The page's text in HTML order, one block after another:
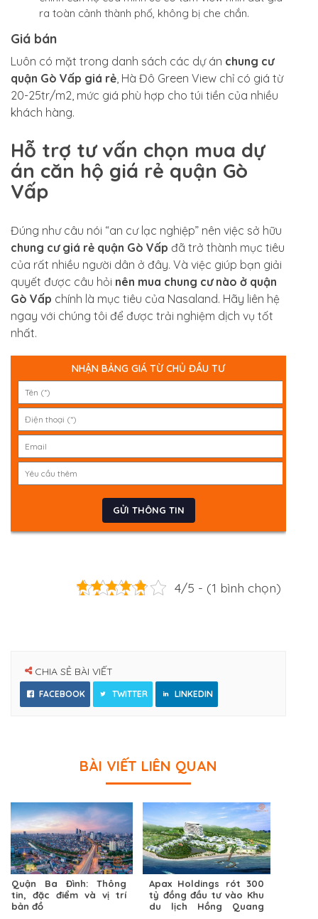
ra toàn cảnh thành phố, không bị che chắn.
Giá bán
Luôn có mặt trong danh sách các dự án chung cư
quận Gò Vấp giá rẻ, Hà Đô Green View chỉ có giá từ
20-25tr/m2, mức giá phù hợp cho túi tiền của nhiều
khách hàng.
Hỗ trợ tư vấn chọn mua dự
án căn hộ giá rẻ quận Gò
Vấp
Đúng như câu nói “an cư lạc nghiệp” nên việc sở hữu
chung cư giá rẻ quận Gò Vấp đã trở thành mục tiêu
của rất nhiều người dân ở đây. Và việc giúp bạn giải
quyết được câu hỏi nên mua chung cư nào ở quận
Gò Vấp chính là mục tiêu của Nasaland. Hãy liên hệ
ngay với chúng tôi để được trải nghiệm dịch vụ tốt
nhất.
NHẬN BẢNG GIÁ TỪ CHỦ ĐẦU TƯ
4/5 - (1 bình chọn)
CHIA SẺ BÀI VIẾT
FACEBOOK TWITTER LINKEDIN
BÀI VIẾT LIÊN QUAN
Quận Ba Đình: Thông
tin, đặc điểm và vị trí
bản đồ
Apax Holdings rót 300
tỷ đồng đầu tư vào Khu
du lịch Hồng Quang